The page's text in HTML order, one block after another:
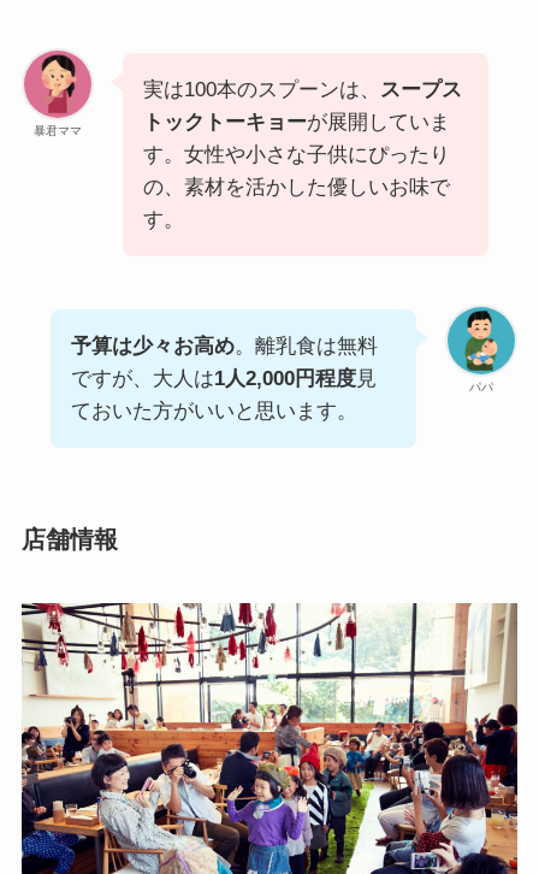
暴君ママ
実は100本のスプーンは、 スープス
トックトーキョーが展開していま
す。女性や小さな子供にぴったり
の、素材を活かした優しいお味で
す。
パパ
予算は少々お高め。離乳食は無料
ですが、大人は1人2,000円程度見
ておいた方がいいと思います。
店舗情報